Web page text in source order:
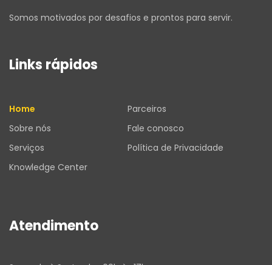
Somos motivados por desafios e prontos para servir.
Links rápidos
Home
Sobre nós
Serviços
Knowledge Center
Parceiros
Fale conosco
Política de Privacidade
Atendimento